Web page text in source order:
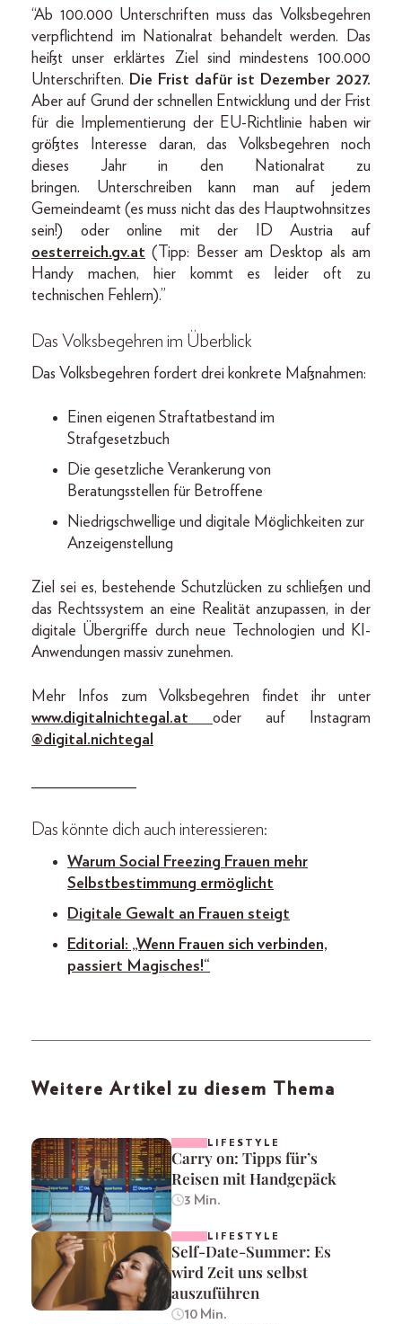
“Ab 100.000 Unterschriften muss das Volksbegehren
verpflichtend im Nationalrat behandelt werden. Das
heißt unser erklärtes Ziel sind mindestens 100.000
Unterschriften. Die Frist dafür ist Dezember 2027.
Aber auf Grund der schnellen Entwicklung und der Frist
für die Implementierung der EU-Richtlinie haben wir
größtes Interesse daran, das Volksbegehren noch
dieses Jahr in den Nationalrat zu
bringen. Unterschreiben kann man auf jedem
Gemeindeamt (es muss nicht das des Hauptwohnsitzes
sein!) oder online mit der ID Austria auf
oesterreich.gv.at (Tipp: Besser am Desktop als am
Handy machen, hier kommt es leider oft zu
technischen Fehlern).”
Das Volksbegehren im Überblick
Das Volksbegehren fordert drei konkrete Maßnahmen:
Einen eigenen Straftatbestand im
Strafgesetzbuch
Die gesetzliche Verankerung von
Beratungsstellen für Betroffene
Niedrigschwellige und digitale Möglichkeiten zur
Anzeigenstellung
Ziel sei es, bestehende Schutzlücken zu schließen und
das Rechtssystem an eine Realität anzupassen, in der
digitale Übergriffe durch neue Technologien und KI-
Anwendungen massiv zunehmen.
Mehr Infos zum Volksbegehren findet ihr unter
www.digitalnichtegal.at oder auf Instagram
@digital.nichtegal
_____________
Das könnte dich auch interessieren:
Warum Social Freezing Frauen mehr
Selbstbestimmung ermöglicht
Digitale Gewalt an Frauen steigt
Editorial: „Wenn Frauen sich verbinden,
passiert Magisches!“
Weitere Artikel zu diesem Thema
LIFESTYLE
Carry on: Tipps für’s
Reisen mit Handgepäck
3 Min.
LIFESTYLE
Self-Date-Summer: Es
wird Zeit uns selbst
auszuführen
10 Min.